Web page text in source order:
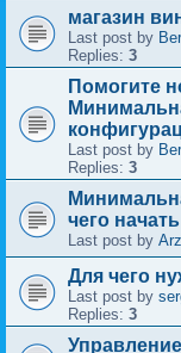
магазин
Last post by
Replies: 3
Помогите
Last post by
Replies: 3
чего
Last post by
Для чего
Last post by
Replies: 3